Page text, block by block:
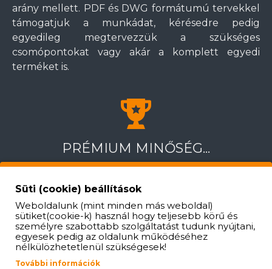
arány mellett. PDF és DWG formátumú tervekkel
támogatjuk a munkádat, kérésedre pedig
egyedileg megtervezzük a szükséges
csomópontokat vagy akár a komplett egyedi
terméket is.
PRÉMIUM MINŐSÉG...
nem állna mögötte valódi szakmai tartalom.
Termékeinket magas minőségi elvárások szerint
készítjük és válogatjuk össze. Előzetes egyeztetés
után személyesen is meggyőződhetsz termékeink
minőségéről, és megtekintheted, milyen
megoldásokkal dolgozunk.
Süti (cookie) beállítások
Weboldalunk (mint minden más weboldal)
sütiket(cookie-k) használ hogy teljesebb körű és
személyre szabottabb szolgáltatást tudunk nyújtani,
egyesek pedig az oldalunk működéséhez
nélkülözhetetlenül szükségesek!
További információk